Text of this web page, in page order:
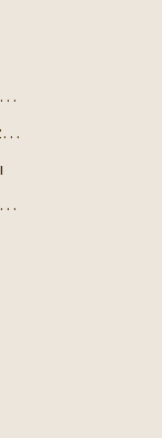
Magnum Opus: Ruhsal ve Maddi Dönüşümün Büyük Eseri
Bediüzzaman Said Nursî ve El Çizgileri: İnsan Doğasına Dair Bir Bakış
Sabah Namazından Sonra Görülen Rüya Gerçek Olur mu?